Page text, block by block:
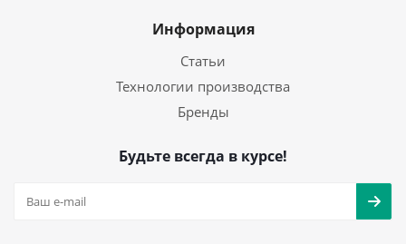
Информация
Статьи
Технологии производства
Бренды
Будьте всегда в курсе!